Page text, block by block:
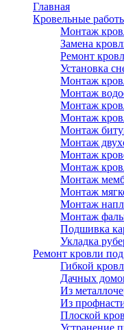
Главная
Кровельные
Монтаж
Замена
Ремонт
Установка
Монтаж
Монтаж
Монтаж
Монтаж
Монтаж
Монтаж
Монтаж
Монтаж
Монтаж
Монтаж
Монтаж
Монтаж
Подшивка
Укладка
Ремонт кровли
Гибкой
Дачных
Из
Из
Плоской
Устранение